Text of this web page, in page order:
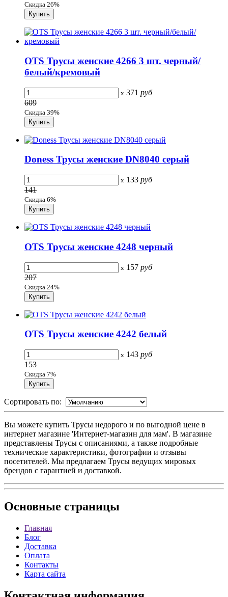
Скидка 26%
OTS Трусы женские 4266 3 шт. черный/
белый/кремовый
x 371 руб
609
Скидка 39%
Doness Трусы женские DN8040 серый
x 133 руб
141
Скидка 6%
OTS Трусы женские 4248 черный
x 157 руб
207
Скидка 24%
OTS Трусы женские 4242 белый
x 143 руб
153
Скидка 7%
Сортировать по:
Вы можете купить Трусы недорого и по выгодной цене в
интернет магазине 'Интернет-магазин для мам'. В магазине
представлены Трусы с описаниями, а также подробные
технические характеристики, фотографии и отзывы
посетителей. Мы предлагаем Трусы ведущих мировых
брендов с гарантией и доставкой.
Основные страницы
Главная
Блог
Доставка
Оплата
Контакты
Карта сайта